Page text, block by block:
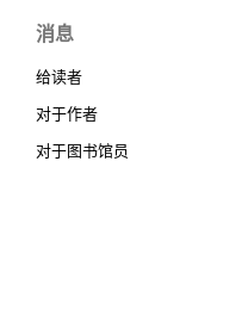
消息
给读者
对于作者
对于图书馆员